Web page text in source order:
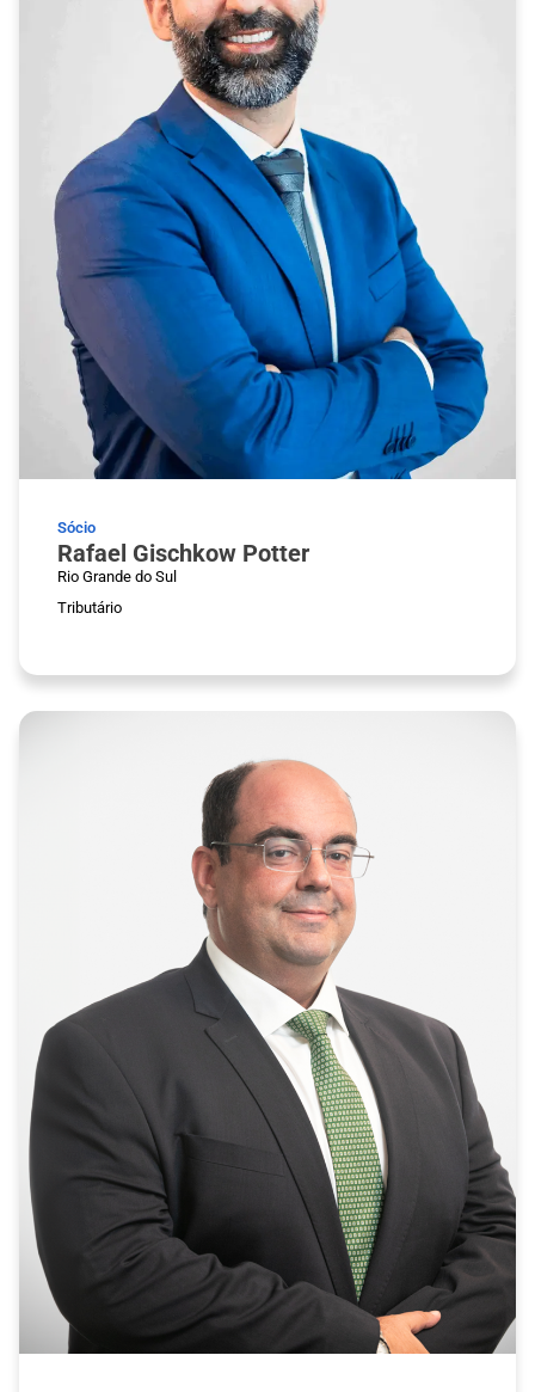
Sócio
Rafael Gischkow Potter
Rio Grande do Sul
Tributário